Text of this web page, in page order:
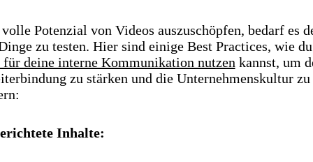
Potenzial von Videos auszuschöpfen, bedarf es
zu testen. Hier sind einige Best Practices, wie
deine interne Kommunikation nutzen kannst, um
zu stärken und die Unternehmenskultur zu
Inhalte: